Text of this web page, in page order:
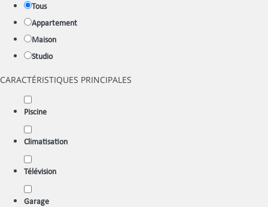
Tous
Appartement
Maison
Studio
CARACTÉRISTIQUES PRINCIPALES
Piscine
Climatisation
Télévision
Garage